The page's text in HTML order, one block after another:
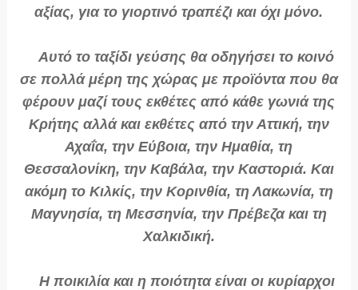
αξίας, για το γιορτινό τραπέζι και όχι μόνο.
Αυτό το ταξίδι γεύσης θα οδηγήσει το κοινό
σε πολλά μέρη της χώρας με προϊόντα που θα
φέρουν μαζί τους εκθέτες από κάθε γωνιά της
Κρήτης αλλά και εκθέτες από την Αττική, την
Αχαΐα, την Εύβοια, την Ημαθία, τη
Θεσσαλονίκη, την Καβάλα, την Καστοριά. Και
ακόμη το Κιλκίς, την Κορινθία, τη Λακωνία, τη
Μαγνησία, τη Μεσσηνία, την Πρέβεζα και τη
Χαλκιδική.
Η ποικιλία και η ποιότητα είναι οι κυρίαρχοι